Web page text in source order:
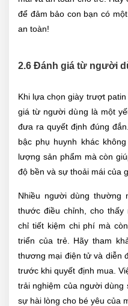
để đảm bảo con bạn có
an toàn!
2.6 Đánh giá từ người
Khi lựa chọn giày trượt
giá từ người dùng là một
đưa ra quyết định đúng
bậc phụ huynh khác
lượng sản phẩm mà còn
độ bền và sự thoải mái của
Nhiều người dùng thường
thước điều chỉnh, cho thấy
chỉ tiết kiệm chi phí mà
triển của trẻ. Hãy tham
thương mại điện tử và diễn
trước khi quyết định mua.
trải nghiệm của người dùng
sự hài lòng cho bé yêu của